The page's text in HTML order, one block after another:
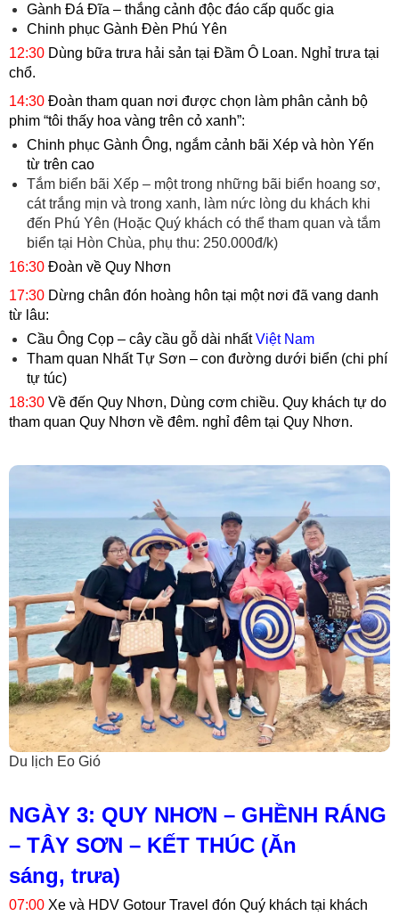
Gành Đá Đĩa – thắng cảnh độc đáo cấp quốc gia
Chinh phục Gành Đèn Phú Yên
12:30 Dùng bữa trưa hải sản tại Đầm Ô Loan. Nghỉ trưa tại
chổ.
14:30 Đoàn tham quan nơi được chọn làm phân cảnh bộ
phim “tôi thấy hoa vàng trên cỏ xanh”:
Chinh phục Gành Ông, ngắm cảnh bãi Xép và hòn Yến
từ trên cao
Tắm biển bãi Xếp – một trong những bãi biển hoang sơ,
cát trắng mịn và trong xanh, làm nức lòng du khách khi
đến Phú Yên (Hoặc Quý khách có thể tham quan và tắm
biển tại Hòn Chùa, phụ thu: 250.000đ/k)
16:30 Đoàn về Quy Nhơn
17:30 Dừng chân đón hoàng hôn tại một nơi đã vang danh
từ lâu:
Cầu Ông Cọp – cây cầu gỗ dài nhất Việt Nam
Tham quan Nhất Tự Sơn – con đường dưới biển (chi phí
tự túc)
18:30 Về đến Quy Nhơn, Dùng cơm chiều. Quy khách tự do
tham quan Quy Nhơn về đêm. nghỉ đêm tại Quy Nhơn.
Du lịch Eo Gió
NGÀY 3: QUY NHƠN – GHỀNH RÁNG
– TÂY SƠN – KẾT THÚC (Ăn
sáng, trưa)
07:00 Xe và HDV Gotour Travel đón Quý khách tại khách